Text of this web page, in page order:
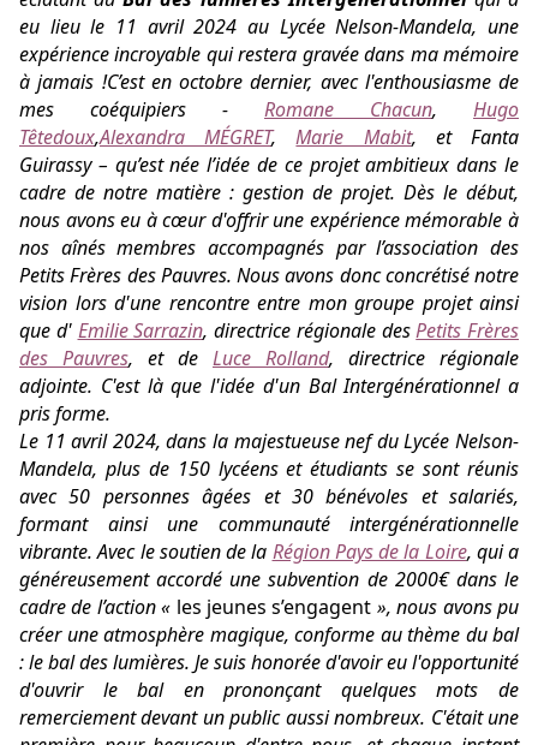
eu lieu le 11 avril 2024 au Lycée Nelson-Mandela, une
expérience incroyable qui restera gravée dans ma mémoire
à jamais !C’est en octobre dernier, avec l'enthousiasme de
mes coéquipiers - Romane Chacun, Hugo
Têtedoux,Alexandra MÉGRET,Marie Mabit, et Fanta
Guirassy – qu’est née l’idée de ce projet ambitieux dans le
cadre de notre matière : gestion de projet. Dès le début,
nous avons eu à cœur d'offrir une expérience mémorable à
nos aînés membres accompagnés par l’association des
Petits Frères des Pauvres. Nous avons donc concrétisé notre
vision lors d'une rencontre entre mon groupe projet ainsi
que d' Emilie Sarrazin, directrice régionale desPetits Frères
des Pauvres, et de Luce Rolland, directrice régionale
adjointe. C'est là que l'idée d'un Bal Intergénérationnel a
pris forme.
Le 11 avril 2024, dans la majestueuse nef du Lycée Nelson-
Mandela, plus de 150 lycéens et étudiants se sont réunis
avec 50 personnes âgées et 30 bénévoles et salariés,
formant ainsi une communauté intergénérationnelle
vibrante.Avec le soutien de la Région Pays de la Loire, qui a
généreusement accordé une subvention de 2000€ dans le
cadre de l’action « les jeunes s’engagent », nous avons pu
créer une atmosphère magique, conforme au thème du bal
: le bal des lumières. Je suis honorée d'avoir eu l'opportunité
d'ouvrir le bal en prononçant quelques mots de
remerciement devant un public aussi nombreux. C'était une